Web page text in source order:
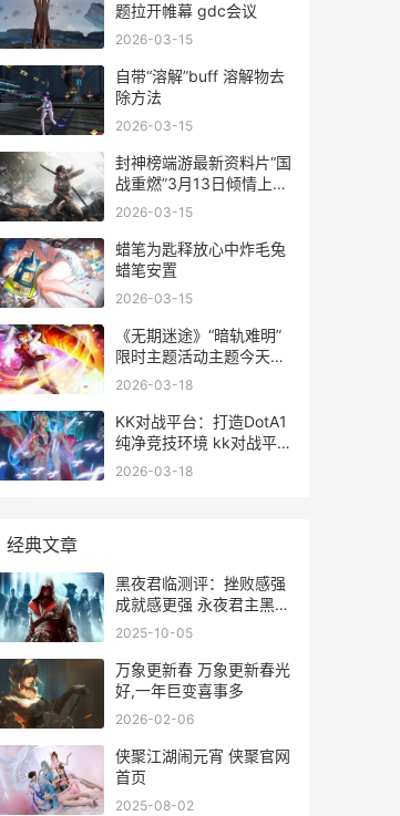
题拉开帷幕 gdc会议
2026-03-15
自带“溶解”buff 溶解物去
除方法
2026-03-15
封神榜端游最新资料片“国
战重燃”3月13日倾情上线
封神榜端游最新攻略
2026-03-15
蜡笔为匙释放心中炸毛兔
蜡笔安置
2026-03-15
《无期迷途》“暗轨难明”
限时主题活动主题今天开
始 《无期迷途》官网
2026-03-18
KK对战平台：打造DotA1
纯净竞技环境 kk对战平台
打不开
2026-03-18
经典文章
黑夜君临测评：挫败感强
成就感更强 永夜君主黑夜
传说
2025-10-05
万象更新春 万象更新春光
好,一年巨变喜事多
2026-02-06
侠聚江湖闹元宵 侠聚官网
首页
2025-08-02